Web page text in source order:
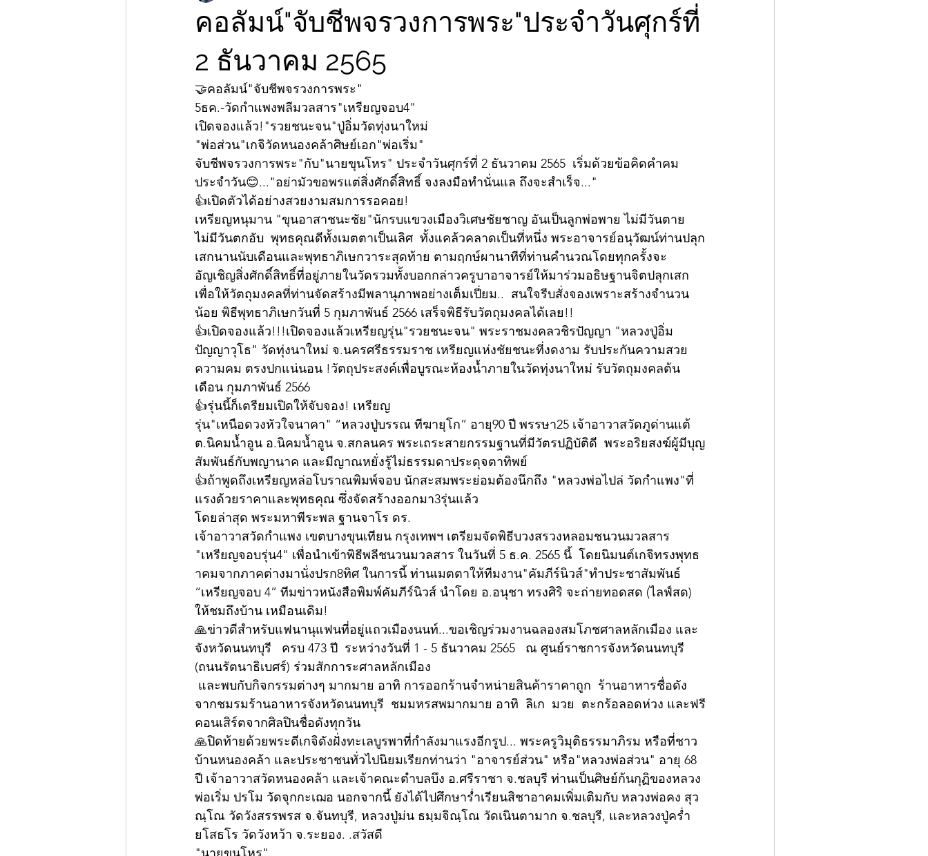
คอลัมน์"จับชีพจรวงการพระ"ประจำวันศุกร์ที่
2 ธันวาคม 2565
🤝คอลัมน์"จับชีพจรวงการพระ"
5ธค.-วัดกำแพงพลีมวลสาร"เหรียญจอบ4"
เปิดจองแล้ว!"รวยชนะจน"ปู่อิ่มวัดทุ่งนาใหม่
"พ่อส่วน"เกจิวัดหนองคล้าศิษย์เอก"พ่อเริ่ม"
จับชีพจรวงการพระ"กับ"นายขุนโหร" ประจำวันศุกร์ที่ 2 ธันวาคม 2565  เริ่มด้วยข้อคิดคำคม
ประจำวัน😊..."อย่ามัวขอพรแต่สิ่งศักดิ์สิทธิ์ จงลงมือทำนั่นแล ถึงจะสำเร็จ..."
👍เปิดตัวได้อย่างสวยงามสมการรอคอย!
เหรียญหนุมาน "ขุนอาสาชนะชัย"นักรบแขวงเมืองวิเศษชัยชาญ อันเป็นลูกพ่อพาย ไม่มีวันตาย
ไม่มีวันตกอับ  พุทธคุณดีทั้งเมตตาเป็นเลิศ  ทั้งแคล้วคลาดเป็นที่หนึ่ง พระอาจารย์อนุวัฒน์ท่านปลุก
เสกนานนับเดือนและพุทธาภิเษกวาระสุดท้าย ตามฤกษ์ผานาทีที่ท่านคำนวณโดยทุกครั้งจะ
อัญเชิญสิ่งศักดิ์สิทธิ์ที่อยู่ภายในวัดรวมทั้งบอกกล่าวครูบาอาจารย์ให้มาร่วมอธิษฐานจิตปลุกเสก
เพื่อให้วัตถุมงคลที่ท่านจัดสร้างมีพลานุภาพอย่างเต็มเปี่ยม..  สนใจรีบสั่งจองเพราะสร้างจำนวน
น้อย พิธีพุทธาภิเษกวันที่ 5 กุมภาพันธ์ 2566 เสร็จพิธีรับวัตถุมงคลได้เลย!!
👍เปิดจองแล้ว!!!เปิดจองแล้วเหรียญรุ่น"รวยชนะจน" พระราชมงคลวชิรปัญญา "หลวงปู่อิ่ม
ปัญญาวุโธ" วัดทุ่งนาใหม่ จ.นครศรีธรรมราช เหรียญแห่งชัยชนะที่งดงาม รับประกันความสวย
ความคม ตรงปกแน่นอน !วัตถุประสงค์เพื่อบูรณะห้องน้ำภายในวัดทุ่งนาใหม่ รับวัตถุมงคลต้น
เดือน กุมภาพันธ์ 2566
👍รุ่นนี้ก็เตรียมเปิดให้จับจอง! เหรียญ
รุ่น"เหนือดวงหัวใจนาคา" “หลวงปู่บรรณ ทีฆายุโก” อายุ90 ปี พรรษา25 เจ้าอาวาสวัดภูด่านแต้
ต.นิคมน้ำอูน อ.นิคมน้ำอูน จ.สกลนคร พระเถระสายกรรมฐานที่มีวัตรปฏิบัติดี  พระอริยสงฆ์ผู้มีบุญ
สัมพันธ์กับพญานาค และมีญาณหยั่งรู้ไม่ธรรมดาประดุจตาทิพย์
👍ถ้าพูดถึงเหรียญหล่อโบราณพิมพ์จอบ นักสะสมพระย่อมต้องนึกถึง "หลวงพ่อไปล่ วัดกำแพง"ที่
แรงด้วยราคาและพุทธคุณ ซึ่งจัดสร้างออกมา3รุ่นแล้ว
โดยล่าสุด พระมหาพีระพล ฐานจาโร ดร.
เจ้าอาวาสวัดกำแพง เขตบางขุนเทียน กรุงเทพฯ เตรียมจัดพิธีบวงสรวงหลอมชนวนมวลสาร
"เหรียญจอบรุ่น4" เพื่อนำเข้าพิธีพลีชนวนมวลสาร ในวันที่ 5 ธ.ค. 2565 นี้  โดยนิมนต์เกจิทรงพุทธ
าคมจากภาคต่างมานั่งปรก8ทิศ ในการนี้ ท่านเมตตาให้ทีมงาน"คัมภีร์นิวส์"ทำประชาสัมพันธ์
“เหรียญจอบ 4” ทีมข่าวหนังสือพิมพ์คัมภีร์นิวส์ นำโดย อ.อนุชา ทรงศิริ จะถ่ายทอดสด (ไลฟ์สด)
ให้ชมถึงบ้าน เหมือนเดิม!
🙏ข่าวดีสำหรับแฟนานุแฟนที่อยู่แถวเมืองนนท์...ขอเชิญร่วมงานฉลองสมโภชศาลหลักเมือง และ
จังหวัดนนทบุรี   ครบ 473 ปี  ระหว่างวันที่ 1 - 5 ธันวาคม 2565   ณ ศูนย์ราชการจังหวัดนนทบุรี
(ถนนรัตนาธิเบศร์) ร่วมสักการะศาลหลักเมือง
จากชมรมร้านอาหารจังหวัดนนทบุรี  ชมมหรสพมากมาย อาทิ  ลิเก  มวย  ตะกร้อลอดห่วง และฟรี
คอนเสิร์ตจากศิลปินชื่อดังทุกวัน
🙏ปิดท้ายด้วยพระดีเกจิดังฝั่งทะเลบูรพาที่กำลังมาแรงอีกรูป... พระครูวิมุติธรรมาภิรม หรือที่ชาว
บ้านหนองคล้า และประชาชนทั่วไปนิยมเรียกท่านว่า "อาจารย์ส่วน" หรือ"หลวงพ่อส่วน" อายุ 68
ปี เจ้าอาวาสวัดหนองคล้า และเจ้าคณะตำบลบึง อ.ศรีราชา จ.ชลบุรี ท่านเป็นศิษย์ก้นกุฏิของหลวง
พ่อเริ่ม ปรโม วัดจุกกะเฌอ นอกจากนี้ ยังได้ไปศึกษาร่ำเรียนสิชาอาคมเพิ่มเติมกับ หลวงพ่อคง สุว
ณฺโณ วัดวังสรรพรส จ.จันทบุรี, หลวงปู่ม่น ธมฺมจิณฺโณ วัดเนินตามาก จ.ชลบุรี, และหลวงปู่คร่ำ
ยโสธโร วัดวังหว้า จ.ระยอง. .สวัสดี